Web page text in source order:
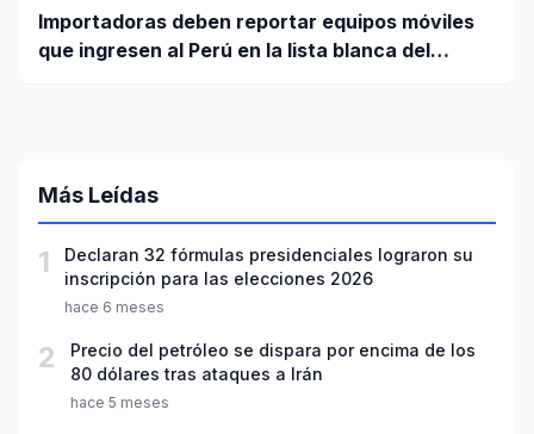
Importadoras deben reportar equipos móviles
que ingresen al Perú en la lista blanca del
Más Leídas
1
Declaran 32 fórmulas presidenciales lograron su
inscripción para las elecciones 2026
hace 6 meses
2
Precio del petróleo se dispara por encima de los
80 dólares tras ataques a Irán
hace 5 meses